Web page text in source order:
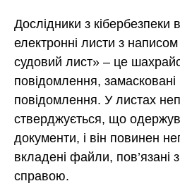
Дослідники з
електронні листи з
судовий лист» – це
повідомлення, замасковані
повідомлення. У листах
стверджується, що
документи, і він повинен
вкладені файли, пов’язані
справою.